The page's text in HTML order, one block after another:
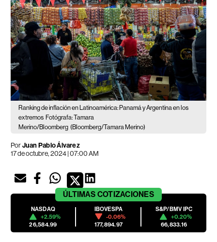
Ranking de inflación en Latinoamérica: Panamá y Argentina en los
extremos Fotógrafa: Tamara
Merino/Bloomberg (Bloomberg/Tamara Merino)
PorJuan Pablo Álvarez
17 de octubre, 2024 | 07:00 AM
ÚLTIMAS COTIZACIONES
NASDAQ
+2.59%
26,584.99
IBOVESPA
-0.06%
177,894.97
S&P/BMV IPC
+0.20%
66,833.16